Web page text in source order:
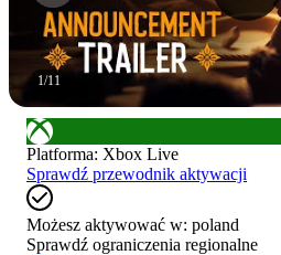
1/11
Platforma: Xbox Live
Sprawdź przewodnik aktywacji
Możesz aktywować w: poland
Sprawdź ograniczenia regionalne